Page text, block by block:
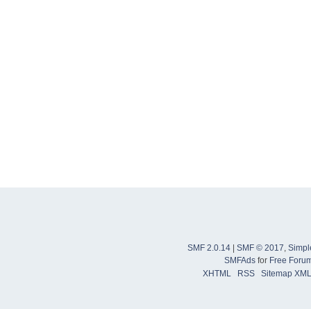
SMF 2.0.14 SMF © 2017
SMFAdsfor Free
XHTML
RSS Sitemap XML